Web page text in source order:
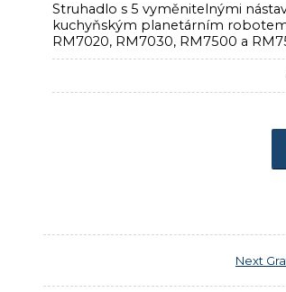
Struhadlo s 5 vyměnitelnými
kuchyňským planetárním
RM7020, RM7030, RM7500 a
Next